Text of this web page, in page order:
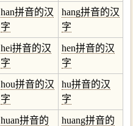
han拼音的汉
字
hang拼音的汉
字
hei拼音的汉
字
hen拼音的汉
字
hou拼音的汉
字
hu拼音的汉
字
huan拼音的
huang拼音的